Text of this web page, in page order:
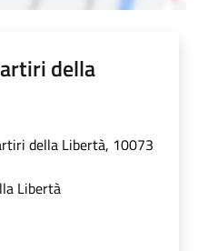
della
della Libertà, 10073
Libertà